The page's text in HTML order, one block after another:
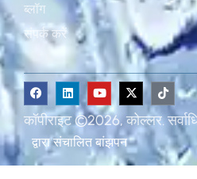
ब्लॉग
संपर्क करें
कॉपीराइट ©2026, कोल्लर.
द्वारा संचालित बांझपन